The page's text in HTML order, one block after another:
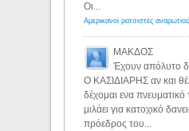
Οι...
ΜΑΚΔΟΣ
Έχουν απόλυτο
Ο ΚΑΣΙΔΙΑΡΗΣ αν και
δέχομαι ενα πνευματικό
μιλάει για κατοχικό
πρόεδρος του...